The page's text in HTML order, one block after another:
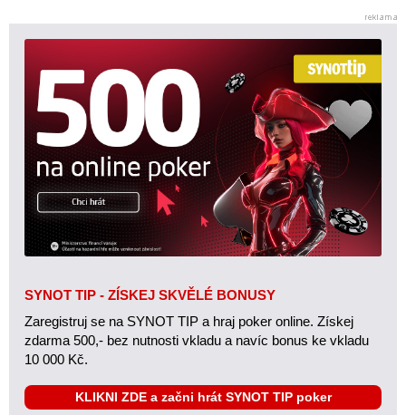
SYNOT TIP - ZÍSKEJ SKVĚLÉ BONUSY
Zaregistruj se na SYNOT TIP a hraj poker online. Získej
zdarma 500,- bez nutnosti vkladu a navíc bonus ke vkladu
10 000 Kč.
KLIKNI ZDE a začni hrát SYNOT TIP poker